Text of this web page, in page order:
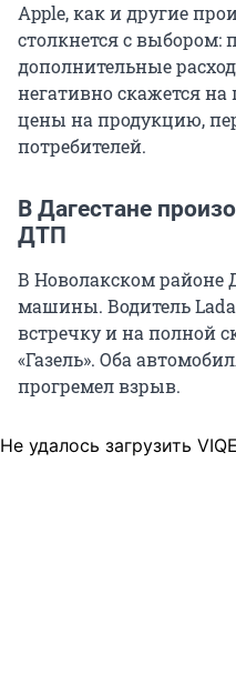
Apple, как и другие
столкнется с выбором:
дополнительные
негативно скажется
цены на продукцию,
потребителей.
В Дагестане
ДТП
В Новолакском районе
машины. Водитель
встречку и на полной
«Газель». Оба
прогремел взрыв.
Не удалось загрузить